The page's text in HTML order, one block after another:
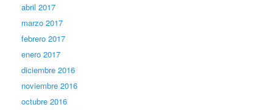
abril 2017
marzo 2017
febrero 2017
enero 2017
diciembre 2016
noviembre 2016
octubre 2016